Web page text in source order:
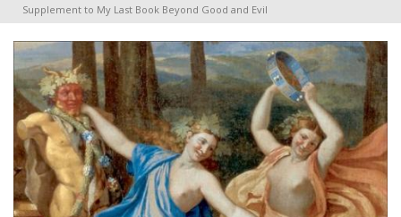
Supplement to My Last Book Beyond Good and Evil